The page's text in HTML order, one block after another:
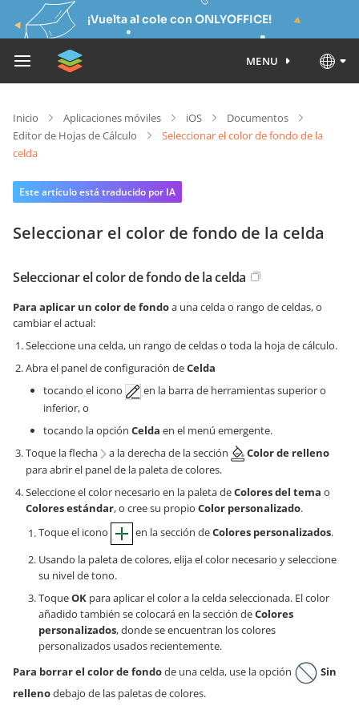
¡Vuelta al cole con ONLYOFFICE!
MENU
Inicio Aplicaciones móviles iOS
Documentos
Editor de Hojas de Cálculo
Seleccionar el color de fondo de la
celda
Este artículo está traducido por IA
Seleccionar el color de fondo de la celda
Seleccionar el color de fondo de la celda
Para aplicar un color de fondoa una celda o rango de celdas, o
cambiar el actual:
Seleccione una celda, un rango de celdas o toda la hoja de cálculo.
Abra el panel de configuración deCelda
tocando el icono
en la barra de herramientas superior o
inferior, o
tocando la opción Celda en el menú emergente.
Toque la flecha
a la derecha de la sección
Color de relleno
para abrir el panel de la paleta de colores.
Seleccione el color necesario en la paleta deColores del tema o
Colores estándar, o cree su propio Color personalizado.
Toque el icono
en la sección deColores personalizados.
Usando la paleta de colores, elija el color necesario y seleccione
su nivel de tono.
ToqueOK para aplicar el color a la celda seleccionada. El color
añadido también se colocará en la sección deColores
personalizados, donde se encuentran los colores
personalizados usados recientemente.
Para borrar el color de fondode una celda, use la opción
Sin
rellenodebajo de las paletas de colores.